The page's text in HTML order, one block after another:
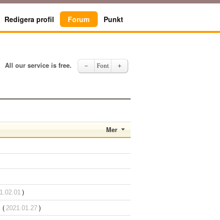
Redigera profil Forum Punkt
All our service is free. － Font ＋
Mer
)
( 2021.01.27 )